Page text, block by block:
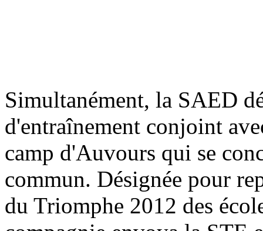
Simultanément, la SAED
d'entraînement conjoint
camp d'Auvours qui se
commun. Désignée pour
du Triomphe 2012 des